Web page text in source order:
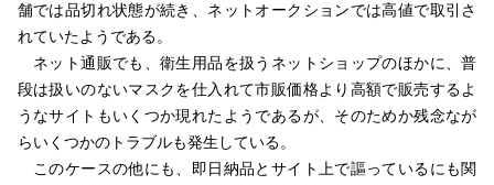
舗では品切れ状態が続き、ネットオークションでは高値で取引さ
れていたようである。
ネット通販でも、衛生用品を扱うネットショップのほかに、普
段は扱いのないマスクを仕入れて市販価格より高額で販売するよ
うなサイトもいくつか現れたようであるが、そのためか残念なが
らいくつかのトラブルも発生している。
このケースの他にも、即日納品とサイト上で謳っているにも関